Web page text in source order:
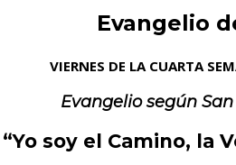
Evangelio
VIERNES DE LA CUARTA
Evangelio según
“Yo soy el Camino, la